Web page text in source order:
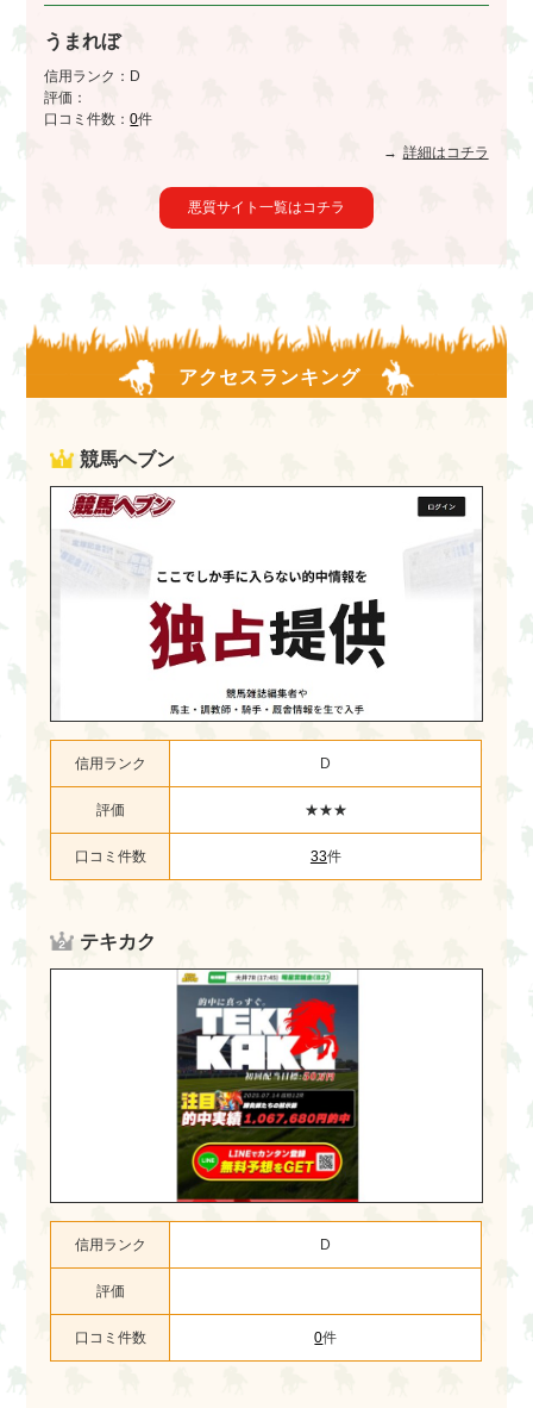
うまれぼ
信用ランク：D
評価：
口コミ件数：0件
詳細はコチラ
悪質サイト一覧はコチラ
アクセスランキング
競馬ヘブン
信用ランク D
評価 ★★★
口コミ件数 33件
テキカク
信用ランク D
評価
口コミ件数 0件